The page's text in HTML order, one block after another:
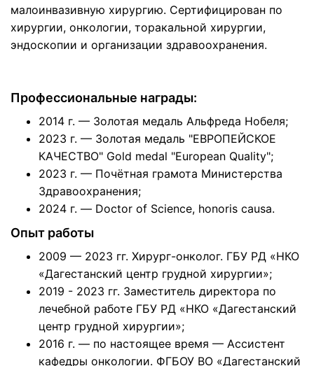
малоинвазивную хирургию. Сертифицирован по
хирургии, онкологии, торакальной хирургии,
эндоскопии и организации здравоохранения.
Профессиональные награды:
2014 г. — Золотая медаль Альфреда Нобеля;
202З г. — Золотая медаль "ЕВРОПЕЙСКОЕ
КАЧЕСТВО" Gold medal "European Quality";
2023 г. — Почётная грамота Министерства
Здравоохранения;
2024 г. — Doctor of Science, honoris causa.
Опыт работы
2009 — 2023 гг. Хирург-онколог. ГБУ РД «НКО
«Дагестанский центр грудной хирургии»;
2019 - 2023 гг. Заместитель директора по
лечебной работе ГБУ РД «НКО «Дагестанский
центр грудной хирургии»;
2016 г. — по настоящее время — Ассистент
кафедры онкологии. ФГБОУ ВО «Дагестанский